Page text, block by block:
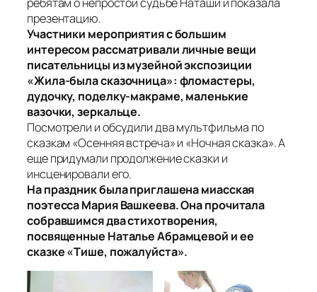
презентацию.
Участники мероприятия с большим
интересом рассматривали личные вещи
писательницы из музейной экспозиции
«Жила-была сказочница»: фломастеры,
дудочку, поделку-макраме, маленькие
вазочки, зеркальце.
Посмотрели и обсудили два мультфильма по
сказкам «Осенняя встреча» и «Ночная сказка». А
еще придумали продолжение сказки и
инсценировали его.
На праздник была приглашена миасская
поэтесса Мария Вашкеева. Она прочитала
собравшимся два стихотворения,
посвященные Наталье Абрамцевой и ее
сказке «Тише, пожалуйста».